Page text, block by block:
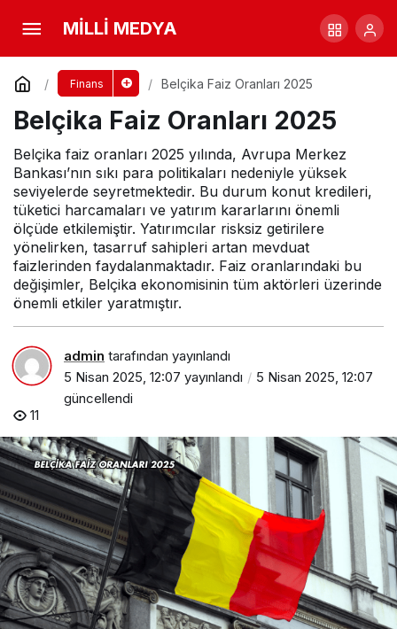
MİLLİ MEDYA
Finans Belçika Faiz Oranları 2025
Belçika Faiz Oranları 2025
Belçika faiz oranları 2025 yılında, Avrupa Merkez
Bankası’nın sıkı para politikaları nedeniyle yüksek
seviyelerde seyretmektedir. Bu durum konut kredileri,
tüketici harcamaları ve yatırım kararlarını önemli
ölçüde etkilemiştir. Yatırımcılar risksiz getirilere
yönelirken, tasarruf sahipleri artan mevduat
faizlerinden faydalanmaktadır. Faiz oranlarındaki bu
değişimler, Belçika ekonomisinin tüm aktörleri üzerinde
önemli etkiler yaratmıştır.
admin tarafından yayınlandı
5 Nisan 2025, 12:07 yayınlandı
5 Nisan 2025, 12:07
güncellendi
11
Rusya Faiz Oranları 2025
Yorum Yap